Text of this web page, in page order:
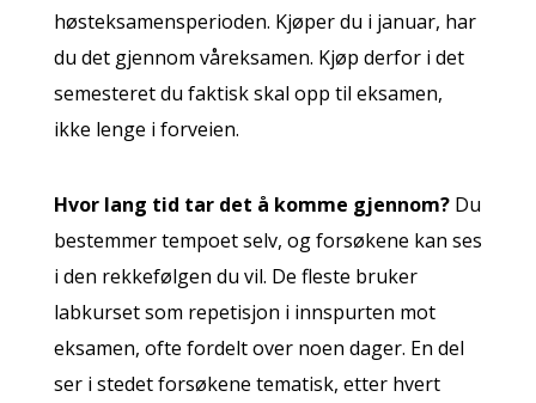
høsteksamensperioden. Kjøper du i januar, har
du det gjennom våreksamen. Kjøp derfor i det
semesteret du faktisk skal opp til eksamen,
ikke lenge i forveien.
Hvor lang tid tar det å komme gjennom?Du
bestemmer tempoet selv, og forsøkene kan ses
i den rekkefølgen du vil. De fleste bruker
labkurset som repetisjon i innspurten mot
eksamen, ofte fordelt over noen dager. En del
ser i stedet forsøkene tematisk, etter hvert